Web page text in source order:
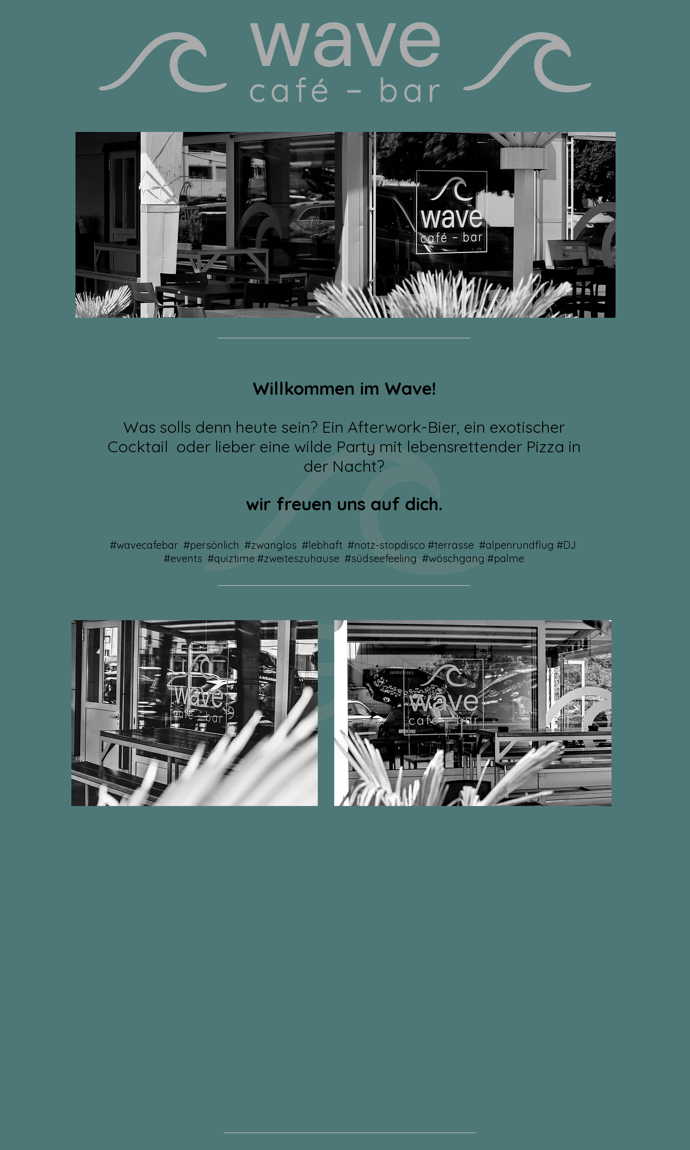
Willkommen im Wave!
Was solls denn heute sein? Ein Afterwork-Bier, ein exotischer
Cocktail oder lieber eine wilde Party mit lebensrettender Pizza in
der Nacht?
wir freuen uns auf dich.
#wavecafebar #persönlich #zwanglos #lebhaft #notz-stopdisco #terrasse #alpenrundflug #DJ
#events #quiztime #zweiteszuhause #südseefeeling #wöschgang #palme